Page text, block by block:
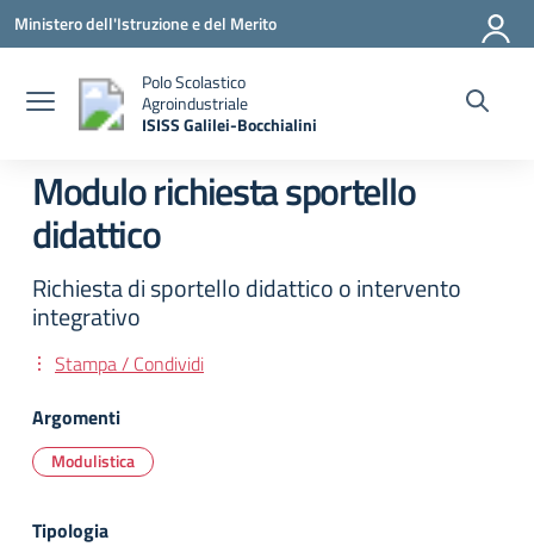
Vai ai contenuti
Vai al menu di navigazione
Vai al footer
Ministero dell'Istruzione e del Merito
Polo Scolastico
Agroindustriale
ISISS Galilei-Bocchialini
Modulo richiesta sportello
didattico
Richiesta di sportello didattico o intervento
integrativo
Stampa / Condividi
Argomenti
Modulistica
Tipologia